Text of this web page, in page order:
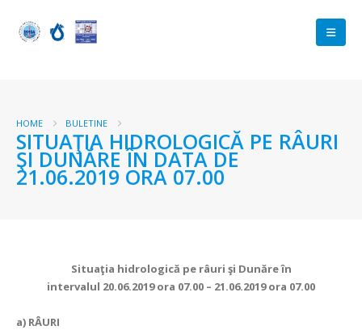
HOME BULETINE
SITUAŢIA HIDROLOGICĂ PE RÂURI
ŞI DUNĂRE ÎN DATA DE
21.06.2019 ORA 07.00
Situaţia hidrologică pe râuri şi Dunăre în
intervalul 20.06.2019 ora 07.00 – 21.06.2019 ora 07.00
a) RÂURI